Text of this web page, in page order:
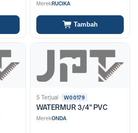
PIPA OVERSOCK
MerekRUCIKA
Tambah
5 Terjual· W00179
WATERMUR 3/4" PVC
MerekONDA